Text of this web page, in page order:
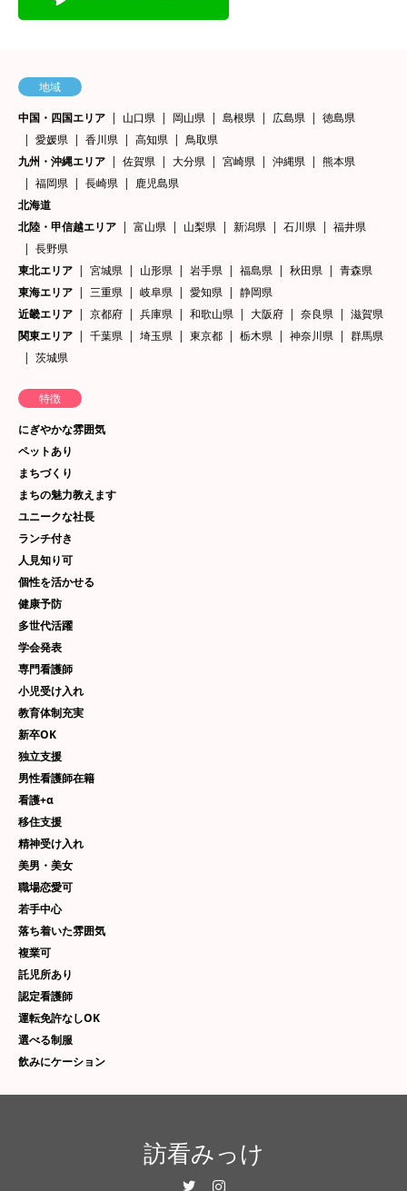
地域
中国・四国エリア
山口県 岡山県 島根県 広島県
徳島県
愛媛県
香川県 高知県
鳥取県
九州・沖縄エリア
佐賀県 大分県 宮崎県 沖縄県
熊本県
福岡県
長崎県
鹿児島県
北海道
北陸・甲信越エリア
富山県 山梨県 新潟県 石川県
福井県
長野県
東北エリア
宮城県 山形県 岩手県 福島県 秋田県
青森県
東海エリア
三重県 岐阜県 愛知県
静岡県
近畿エリア
京都府 兵庫県 和歌山県 大阪府 奈良県
滋賀県
関東エリア
千葉県 埼玉県 東京都 栃木県 神奈川県
群馬県
茨城県
特徴
にぎやかな雰囲気
ペットあり
まちづくり
まちの魅力教えます
ユニークな社長
ランチ付き
人見知り可
個性を活かせる
健康予防
多世代活躍
学会発表
専門看護師
小児受け入れ
教育体制充実
新卒OK
独立支援
男性看護師在籍
看護+α
移住支援
精神受け入れ
美男・美女
職場恋愛可
若手中心
落ち着いた雰囲気
複業可
託児所あり
認定看護師
運転免許なしOK
選べる制服
飲みにケーション
訪看みっけ